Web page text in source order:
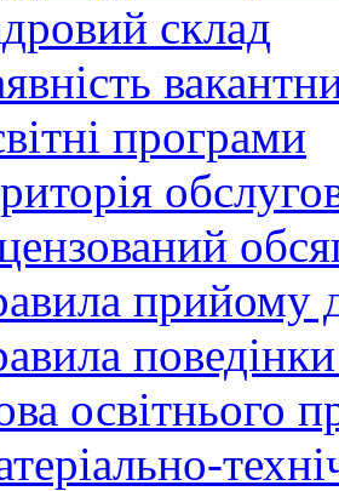
склад
програми
прийому
освітнього